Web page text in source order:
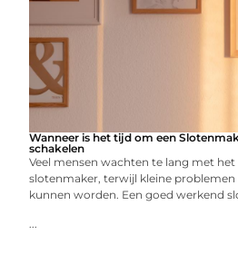
Wanneer is het tijd om een
schakelen
Veel mensen wachten te lang met het
slotenmaker, terwijl kleine
kunnen worden. Een goed werkend
...